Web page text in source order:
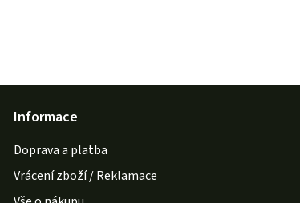
Informace
Doprava a platba
Vrácení zboží / Reklamace